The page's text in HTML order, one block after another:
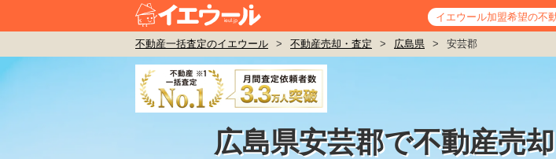
イエウール加盟希望の不
不動産一括査定のイエウール > 不動産売却・査定 > 広島県 > 安芸郡
広島県安芸郡で不動産売